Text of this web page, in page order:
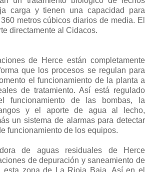
carga y tienen una capacidad para
metros cúbicos diarios de media. El
directamente al Cidacos.
de Herce están completamente
que los procesos se regulan para
el funcionamiento de la planta a
de tratamiento. Así está regulado
funcionamiento de las bombas, la
y el aporte de agua al lecho,
un sistema de alarmas para detectar
funcionamiento de los equipos.
de aguas residuales de Herce
de depuración y saneamiento de